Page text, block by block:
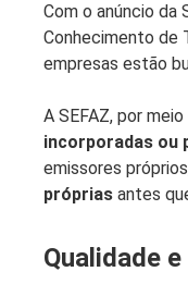
Com o anúncio da
Conhecimento de
empresas estão
A SEFAZ, por
incorporadas ou
emissores
próprias antes
Qualidade